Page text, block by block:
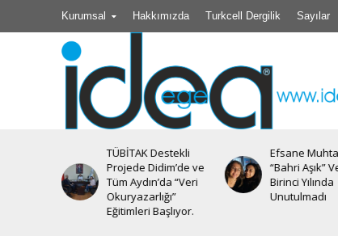
Kurumsal Hakkımızda Turkcell Dergilik Sayılar
Efsane Muhtar
“Bahri Aşık” Vefatının
Birinci Yılında
Unutulmadı
Akıl Tutulması